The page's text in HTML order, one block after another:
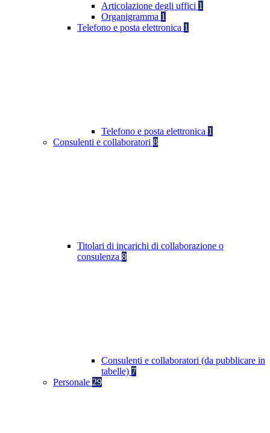
Articolazione degli uffici 1
Organigramma 1
Telefono e posta elettronica 1
Telefono e posta elettronica 1
Consulenti e collaboratori 8
Titolari di incarichi di collaborazione o
consulenza 8
Consulenti e collaboratori (da pubblicare in
tabelle) 7
Personale 29